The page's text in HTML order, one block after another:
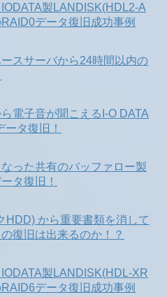
製LANDISK(HDL2-A
データ復旧成功事例
スサーバから24時間以内の
電子音が聞こえるI-O DATA
タ復旧！
った共有のバッファロー製
タ復旧！
HDD) から重要書類を消して
復旧は出来るのか！？
製LANDISK(HDL-XR
データ復旧成功事例